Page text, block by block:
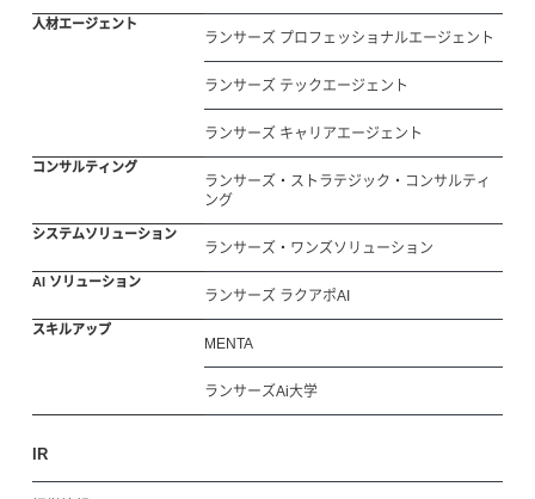
人材エージェント
ランサーズ プロフェッショナルエージェント
ランサーズ テックエージェント
ランサーズ キャリアエージェント
コンサルティング
ランサーズ・ストラテジック・コンサルティ
ング
システムソリューション
ランサーズ・ワンズソリューション
AI ソリューション
ランサーズ ラクアポAI
スキルアップ
MENTA
ランサーズAi大学
IR